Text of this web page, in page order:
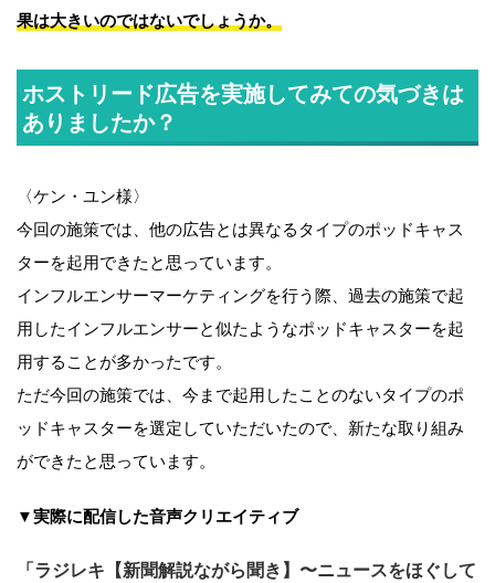
果は大きいのではないでしょうか。
ホストリード広告を実施してみての気づきは
ありましたか？
〈ケン・ユン様〉
今回の施策では、他の広告とは異なるタイプのポッドキャス
ターを起用できたと思っています。
インフルエンサーマーケティングを行う際、過去の施策で起
用したインフルエンサーと似たようなポッドキャスターを起
用することが多かったです。
ただ今回の施策では、今まで起用したことのないタイプのポ
ッドキャスターを選定していただいたので、新たな取り組み
ができたと思っています。
▼実際に配信した音声クリエイティブ
「ラジレキ【新聞解説ながら聞き】〜ニュースをほぐして